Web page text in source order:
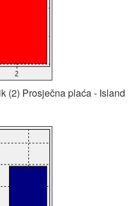
(2) Prosječna plaća - Island